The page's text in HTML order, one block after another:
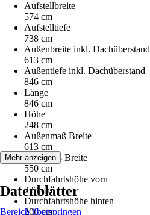
Aufstellbreite
574 cm
Aufstelltiefe
738 cm
Außenbreite inkl. Dachüberstand
613 cm
Außentiefe inkl. Dachüberstand
846 cm
Länge
846 cm
Höhe
248 cm
Außenmaß Breite
613 cm
Innenmaß Breite
550 cm
Durchfahrtshöhe vorn
223 cm
Durchfahrtshöhe hinten
206 cm
Mehr anzeigen
Datenblätter
Bereich überspringen